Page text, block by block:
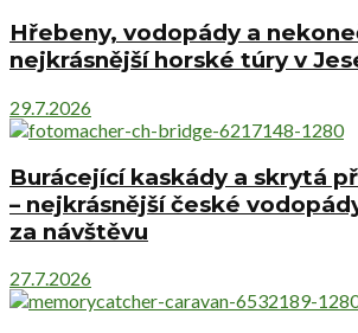
Hřebeny, vodopády a
nejkrásnější horské túry v
29.7.2026
Burácející kaskády a skrytá
– nejkrásnější české
za návštěvu
27.7.2026